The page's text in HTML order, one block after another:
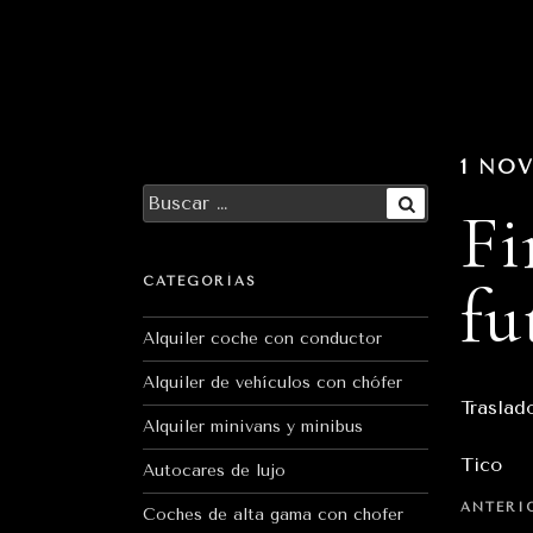
1
Tico
Entrada
Buscar
por:
CATEGORÍAS
Alquiler coche con conductor
Alquiler de vehículos con chófer
Alquiler minivans y minibus
Autocares de lujo
Coches de alta gama con chofer